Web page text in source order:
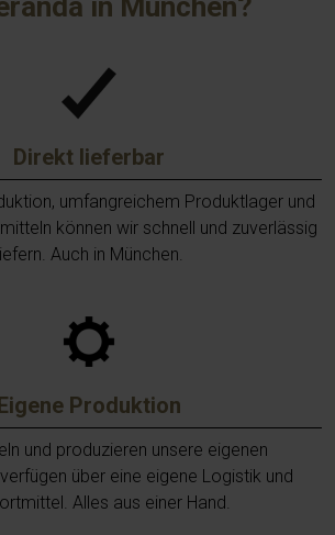
in München?
Direkt lieferbar
umfangreichem Produktlager und
können wir schnell und zuverlässig
Auch in München.
Produktion
und produzieren unsere eigenen
über eine eigene Logistik und
Alles aus einer Hand.